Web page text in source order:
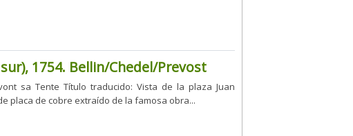
1754. Bellin/Chedel/Prevost
sa Tente Título traducido: Vista de la plaza Juan
placa de cobre extraído de la famosa obra...